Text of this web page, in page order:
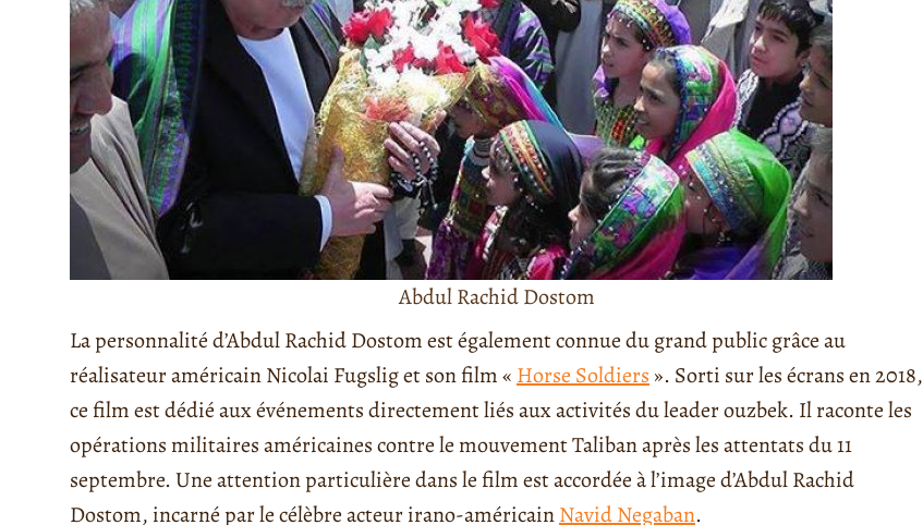
Abdul Rachid Dostom
La personnalité d’Abdul Rachid Dostom est également connue du grand public grâce au
réalisateur américain Nicolai Fugslig et son film « Horse Soldiers ». Sorti sur les écrans en 2018,
ce film est dédié aux événements directement liés aux activités du leader ouzbek. Il raconte les
opérations militaires américaines contre le mouvement Taliban après les attentats du 11
septembre. Une attention particulière dans le film est accordée à l’image d’Abdul Rachid
Dostom, incarné par le célèbre acteur irano-américainNavid Negaban.